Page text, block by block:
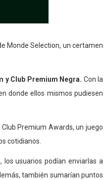
Monde Selection, un certamen
y Club Premium Negra. Con la
donde ellos mismos pudiesen
Premium Awards, un juego
cotidianos.
los usuarios podían enviarlas a
también sumarían puntos